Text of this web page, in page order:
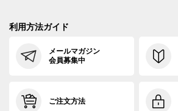
利用方法ガイド
メールマガジン
会員募集中
ご注文方法